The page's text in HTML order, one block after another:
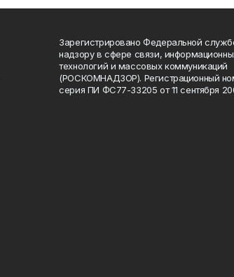
Зарегистрировано Федеральной
надзору в сфере связи,
технологий и массовых коммуникаций
(РОСКОМНАДЗОР). Регистрационный
серия ПИ ФС77-33205 от 11 сентября